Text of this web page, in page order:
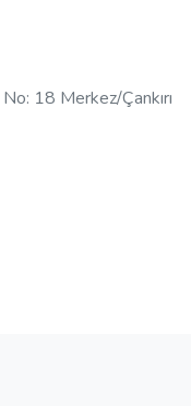
18 Merkez/Çankırı